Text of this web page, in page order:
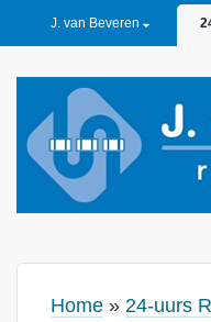
J. van Beveren
Home » 24-uurs